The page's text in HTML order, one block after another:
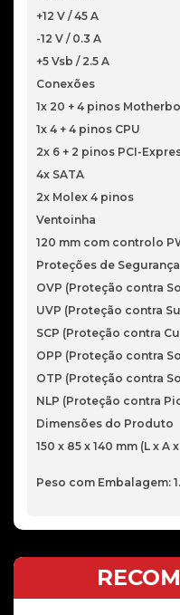
+12 V / 45 A
-12 V / 0.3 A
+5 Vsb / 2.5 A
Conexões
1x 20 + 4 pinos
1x 4 + 4 pinos CPU
2x 6 + 2 pinos PCI-
4x SATA
2x Molex 4 pinos
Ventoinha
120 mm com controlo
Proteções de Segurança
OVP (Proteção contra
UVP (Proteção contra
SCP (Proteção contra
OPP (Proteção contra
OTP (Proteção contra
NLP (Proteção contra
Dimensões do Produto
150 x 85 x 140 mm (L x A
Peso com Embalagem: